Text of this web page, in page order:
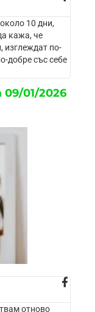
10 дни,
кажа, че
изглеждат по-
добре със себе
01/2026
отново